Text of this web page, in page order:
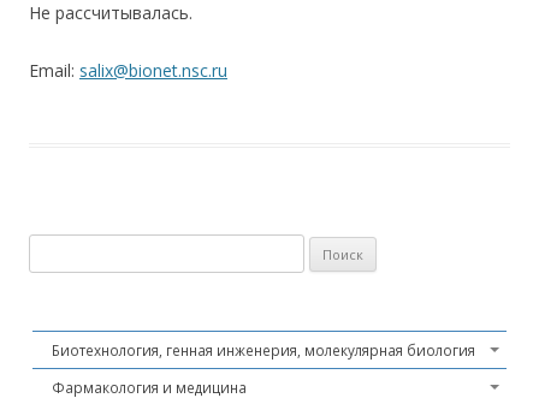
Не рассчитывалась.
Email: salix@bionet.nsc.ru
Биотехнология, генная инженерия, молекулярная биология
Фармакология и медицина